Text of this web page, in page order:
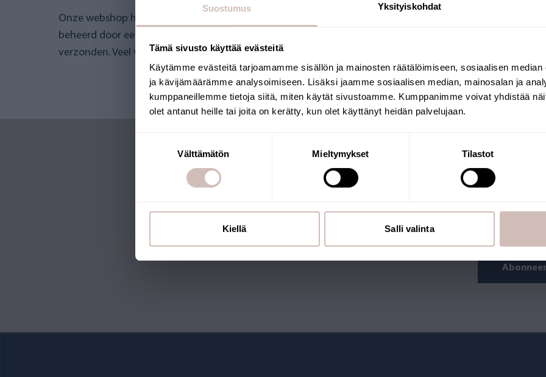
Suostumus Yksityiskohdat
Tämä sivusto käyttää evästeitä
Käytämme evästeitä tarjoamamme sisällön ja mainosten räätälöimiseen, sosiaalisen
ja kävijämäärämme analysoimiseen. Lisäksi jaamme sosiaalisen median, mainosalan ja
kumppaneillemme tietoja siitä, miten käytät sivustoamme. Kumppanimme voivat yhdistää
olet antanut heille tai joita on kerätty, kun olet käyttänyt heidän palvelujaan.
Välttämätön Mieltymykset Tilastot
Kiellä Salli valinta
Onze webshop heeft het Key Flag-keurmerk ontvangen. De webshop wordt
beheerd door een Fins bedrijf en de producten worden vanuit Finland
verzonden. Veel van onze producten dragen ook het Key Flag-keurmerk.
ABONNEER U OP DE
NIEUWSBRIEF
Wilt u op de
op onze
Selecteer uw land van levering en taal om
verder te gaan
Leveringsland
Taal